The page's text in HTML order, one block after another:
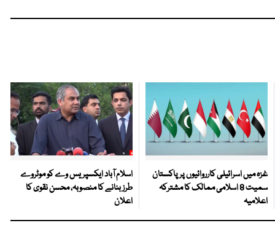
غزہ میں اسرائیلی کارروائیوں پر پاکستان
سمیت 8 اسلامی ممالک کا مشترکہ
اعلامیہ
اسلام آباد ایکسپریس وے کو موٹروے
طرز بنانے کا منصوبہ، محسن نقوی کا
اعلان